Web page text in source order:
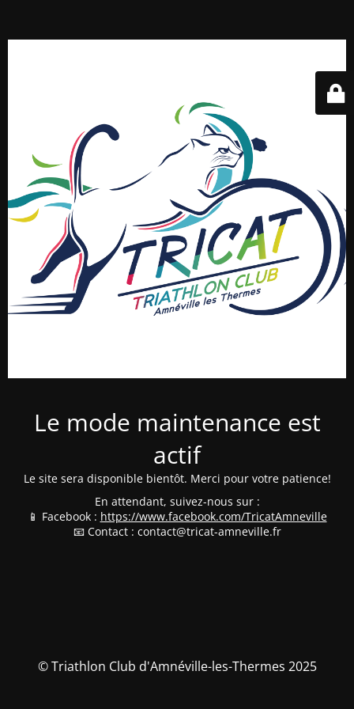
Le mode maintenance est
actif
Le site sera disponible bientôt. Merci pour votre patience!
En attendant, suivez-nous sur :
📱 Facebook : https://www.facebook.com/TricatAmneville
📧 Contact : contact@tricat-amneville.fr
© Triathlon Club d'Amnéville-les-Thermes 2025